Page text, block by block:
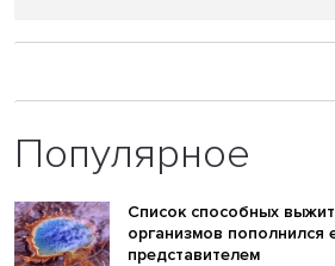
Популярное
Список способных
организмов
представителем